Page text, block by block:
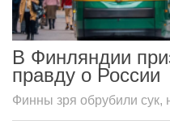
В Финляндии
правду о России
Финны зря обрубили сук,